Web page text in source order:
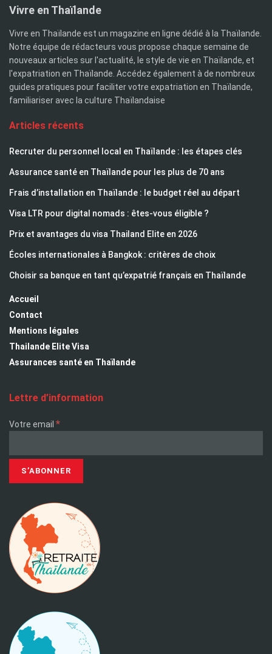
Vivre en Thaïlande
Vivre en Thaïlande est un magazine en ligne dédié à la Thaïlande.
Notre équipe de rédacteurs vous propose chaque semaine de
nouveaux articles sur l'actualité, le style de vie en Thaïlande, et
l'expatriation en Thaïlande. Accédez également à de nombreux
guides pratiques pour faciliter votre expatriation en Thaïlande,
familiariser avec la culture Thaïlandaise
Articles récents
Recruter du personnel local en Thaïlande : les étapes clés
Assurance santé en Thaïlande pour les plus de 70 ans
Frais d’installation en Thaïlande : le budget réel au départ
Visa LTR pour digital nomads : êtes-vous éligible ?
Prix et avantages du visa Thailand Elite en 2026
Écoles internationales à Bangkok : critères de choix
Choisir sa banque en tant qu’expatrié français en Thaïlande
Accueil
Contact
Mentions légales
Thailande Elite Visa
Assurances santé en Thaïlande
Lettre d’information
Votre email *